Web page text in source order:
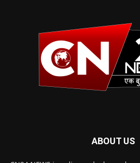
ABOUT US